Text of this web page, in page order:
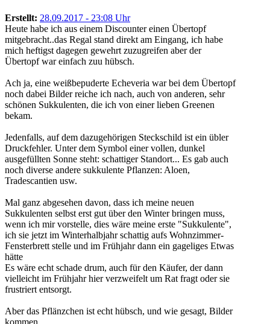
Erstellt: 28.09.2017 - 23:08 Uhr
Heute habe ich aus einem Discounter einen Übertopf
mitgebracht..das Regal stand direkt am Eingang, ich habe
mich heftigst dagegen gewehrt zuzugreifen aber der
Übertopf war einfach zuu hübsch.
Ach ja, eine weißbepuderte Echeveria war bei dem Übertopf
noch dabei Bilder reiche ich nach, auch von anderen, sehr
schönen Sukkulenten, die ich von einer lieben Greenen
bekam.
Jedenfalls, auf dem dazugehörigen Steckschild ist ein übler
Druckfehler. Unter dem Symbol einer vollen, dunkel
ausgefüllten Sonne steht: schattiger Standort... Es gab auch
noch diverse andere sukkulente Pflanzen: Aloen,
Tradescantien usw.
Mal ganz abgesehen davon, dass ich meine neuen
Sukkulenten selbst erst gut über den Winter bringen muss,
wenn ich mir vorstelle, dies wäre meine erste "Sukkulente",
ich sie jetzt im Winterhalbjahr schattig aufs Wohnzimmer-
Fensterbrett stelle und im Frühjahr dann ein gageliges Etwas
hätte
Es wäre echt schade drum, auch für den Käufer, der dann
vielleicht im Frühjahr hier verzweifelt um Rat fragt oder sie
frustriert entsorgt.
Aber das Pflänzchen ist echt hübsch, und wie gesagt, Bilder